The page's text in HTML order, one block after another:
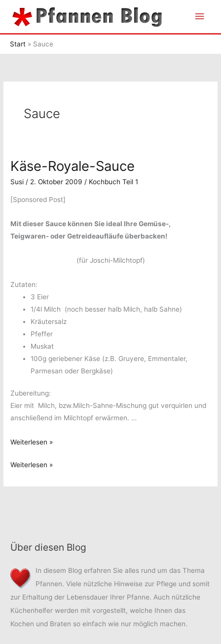
Inhalt
Start Sauce
Sauce
Käse-Royale-Sauce
Susi / 2. Oktober 2009 / Kochbuch Teil 1
[Sponsored Post]
Mit dieser Sauce können Sie ideal Ihre Gemüse-,
Teigwaren- oder Getreideaufläufe überbacken!
(für Joschi-Milchtopf)
Zutaten:
3 Eier
1/4l Milch (noch besser halb Milch, halb Sahne)
Kräutersalz
Pfeffer
Muskat
100g geriebener Käse (z.B. Gruyere, Emmentaler,
Parmesan oder Bergkäse)
Zubereitung:
Eier mit Milch, bzw.Milch-Sahne-Mischung gut verquirlen und
anschließend im Milchtopf erwärmen. …
Käse-
Sauce
Weiterlesen »
Käse-
Weiterlesen »
Über diesen Blog
In diesem Blog erfahren Sie alles rund um das Thema
Pfannen. Viele nützliche Hinweise zur Pflege und somit
zur Erhaltung der Lebensdauer Ihrer Pfanne. Auch nützliche
Küchenhelfer werden mit vorgestellt, welche Ihnen das
Kochen und Braten so einfach wie nur möglich machen.